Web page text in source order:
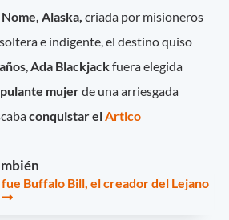
Alaska,criada por misioneros
e indigente, el destino quiso
Ada Blackjackfuera elegida
mujerde una arriesgada
conquistar el Artico
Buffalo Bill, el creador del Lejano